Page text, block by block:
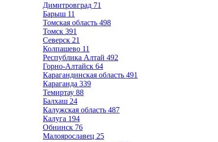
Димитровград 71
Барыш 11
Томская область 498
Томск 391
Северск 21
Колпашево 11
Республика Алтай 492
Горно-Алтайск 64
Карагандинская область 491
Караганда 339
Темиртау 88
Балхаш 24
Калужская область 487
Калуга 194
Обнинск 76
Малоярославец 25